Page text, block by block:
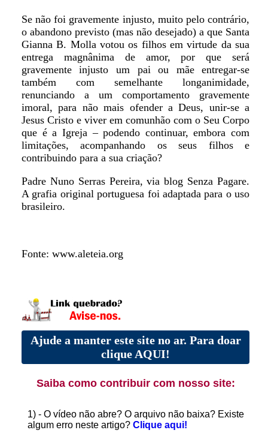
Se não foi gravemente injusto, muito pelo contrário,
o abandono previsto (mas não desejado) a que Santa
Gianna B. Molla votou os filhos em virtude da sua
entrega magnânima de amor, por que será
gravemente injusto um pai ou mãe entregar-se
também com semelhante longanimidade,
renunciando a um comportamento gravemente
imoral, para não mais ofender a Deus, unir-se a
Jesus Cristo e viver em comunhão com o Seu Corpo
que é a Igreja – podendo continuar, embora com
limitações, acompanhando os seus filhos e
contribuindo para a sua criação?
Padre Nuno Serras Pereira, via blog Senza Pagare.
A grafia original portuguesa foi adaptada para o uso
brasileiro.
Fonte: www.aleteia.org
Ajude a manter este site no ar. Para doar
clique AQUI!
Saiba como contribuir com nosso site:
1) - O vídeo não abre? O arquivo não baixa? Existe
algum erro neste artigo? Clique aqui!